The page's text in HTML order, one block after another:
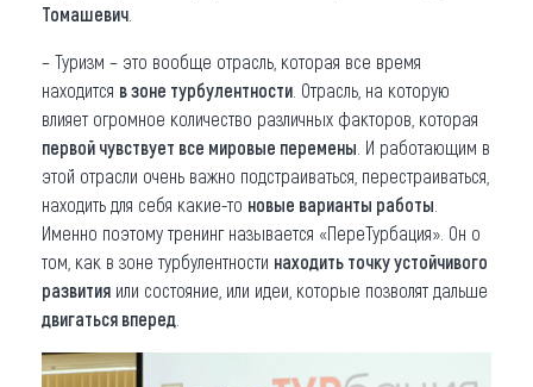
Томашевич
– Туризм – это вообще отрасль, которая все время
находится в зоне турбулентности . Отрасль, на которую
влияет огромное количество различных факторов, которая
первой чувствует все мировые перемены . И работающим в
этой отрасли очень важно подстраиваться, перестраиваться,
находить для себя какие-то новые варианты работы
Именно поэтому тренинг называется «ПереТурбация». Он о
том, как в зоне турбулентности находить точку устойчивого
развития или состояние, или идеи, которые позволят дальше
двигаться вперед